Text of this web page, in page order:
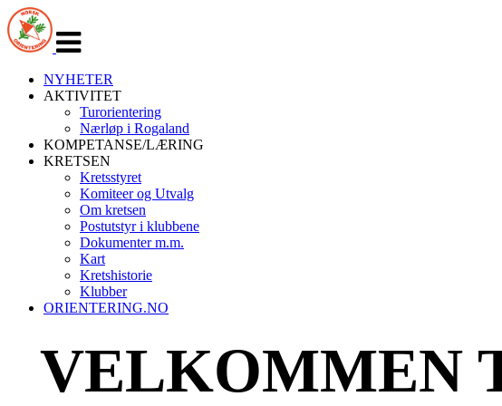
navigasjon
NYHETER
AKTIVITET
Turorientering
Nærløp i Rogaland
KOMPETANSE/LÆRING
KRETSEN
Kretsstyret
Komiteer og Utvalg
Om kretsen
Postutstyr i klubbene
Dokumenter m.m.
Kart
Kretshistorie
Klubber
ORIENTERING.NO
VELKOMMEN